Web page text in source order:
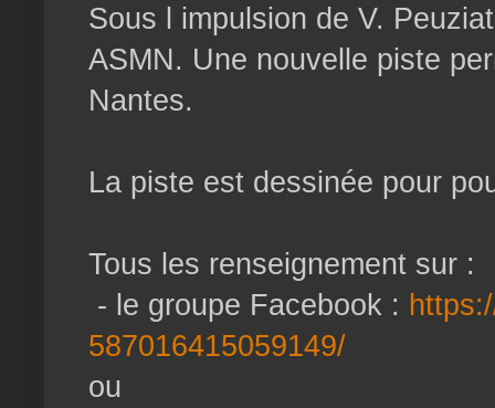
Sous l impulsion de V.
ASMN. Une nouvelle piste
Nantes.
La piste est dessinée pour
Tous les renseignement sur :
- le groupe Facebook :
587016415059149/
ou